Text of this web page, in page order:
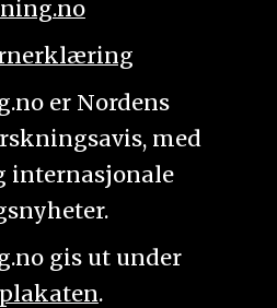
er Nordens
med
internasjonale
gis ut under
.